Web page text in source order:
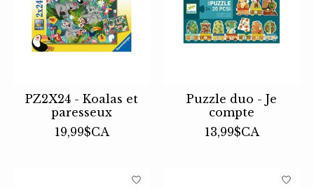
PZ2X24 - Koalas et
paresseux
19,99$CA
Puzzle duo - Je
compte
13,99$CA